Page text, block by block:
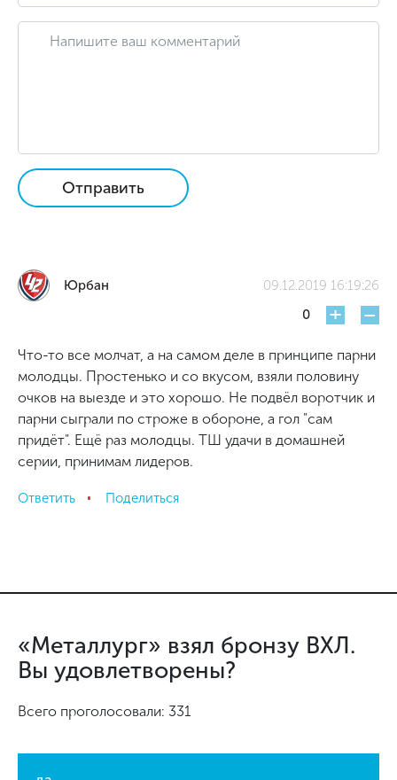
Отправить
Юрбан
09.12.2019 16:19:26
0
+ -
Что-то все молчат, а на самом деле в принципе парни
молодцы. Простенько и со вкусом, взяли половину
очков на выезде и это хорошо. Не подвёл воротчик и
парни сыграли по строже в обороне, а гол "сам
придёт". Ещё раз молодцы. ТШ удачи в домашней
серии, принимам лидеров.
Ответить Поделиться
«Металлург» взял бронзу ВХЛ.
Вы удовлетворены?
Всего проголосовали: 331